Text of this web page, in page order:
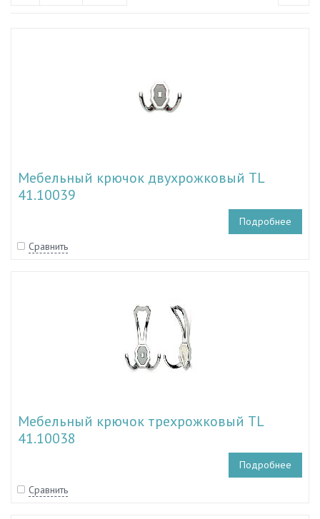
Мебельный крючок двухрожковый TL
41.10039
Подробнее
Сравнить
Мебельный крючок трехрожковый TL
41.10038
Подробнее
Сравнить